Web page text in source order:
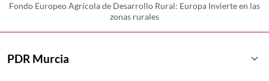
Fondo Europeo Agrícola de Desarrollo Rural: Europa Invierte en las
zonas rurales
PDR Murcia keyboard_arrow_down